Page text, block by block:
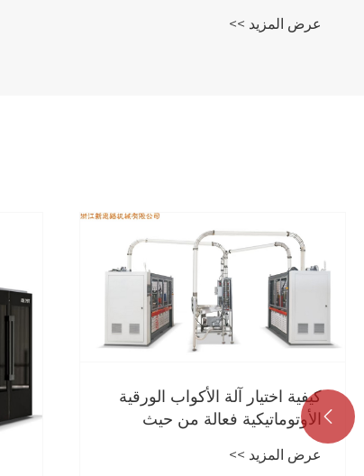
عرض المزيد >>
كيفية اختيار آلة الأكواب الورقية
الأوتوماتيكية فعالة من حيث
التكلفة لمصانع الأكواب الورقية
الصغيرة والمتوسطة في عام
عرض المزيد >>
